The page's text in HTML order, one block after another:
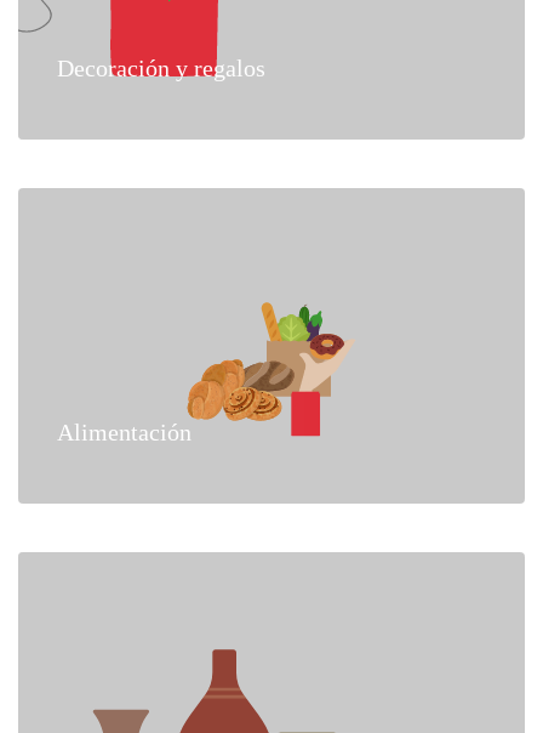
Decoración y regalos
Alimentación